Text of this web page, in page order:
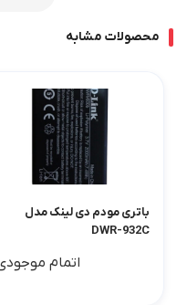
محصولات مشابه
باتری مودم دی لینک مدل
DWR-932C
اتمام